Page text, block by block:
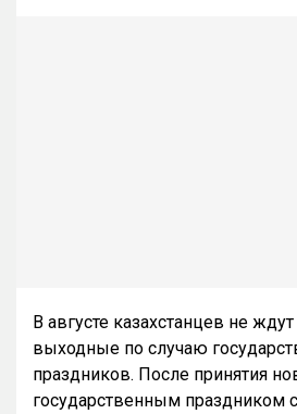
В августе казахстанцев не
выходные по случаю
праздников. После принятия
государственным праздником